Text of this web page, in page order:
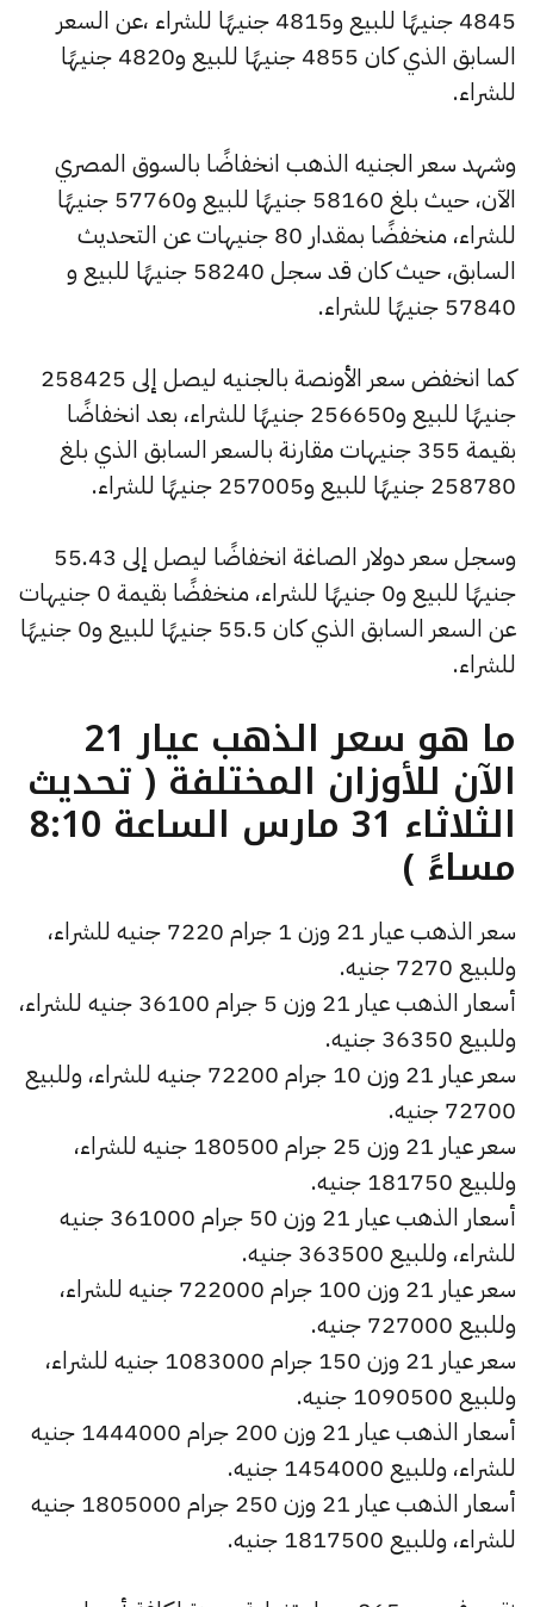
4845 جنيهًا للبيع و4815 جنيهًا للشراء ،عن السعر
السابق الذي كان 4855 جنيهًا للبيع و4820 جنيهًا
للشراء.
وشهد سعر الجنيه الذهب انخفاضًا بالسوق المصري
الآن، حيث بلغ 58160 جنيهًا للبيع و57760 جنيهًا
للشراء، منخفضًا بمقدار 80 جنيهات عن التحديث
السابق، حيث كان قد سجل 58240 جنيهًا للبيع و
57840 جنيهًا للشراء.
كما انخفض سعر الأونصة بالجنيه ليصل إلى 258425
جنيهًا للبيع و256650 جنيهًا للشراء، بعد انخفاضًا
بقيمة 355 جنيهات مقارنة بالسعر السابق الذي بلغ
258780 جنيهًا للبيع و257005 جنيهًا للشراء.
وسجل سعر دولار الصاغة انخفاضًا ليصل إلى 55.43
جنيهًا للبيع و0 جنيهًا للشراء، منخفضًا بقيمة 0 جنيهات
عن السعر السابق الذي كان 55.5 جنيهًا للبيع و0 جنيهًا
للشراء.
ما هو سعر الذهب عيار 21
الآن للأوزان المختلفة ( تحديث
الثلاثاء 31 مارس الساعة 8:10
مساءً )
سعر الذهب عيار 21 وزن 1 جرام 7220 جنيه للشراء،
وللبيع 7270 جنيه.
أسعار الذهب عيار 21 وزن 5 جرام 36100 جنيه للشراء،
وللبيع 36350 جنيه.
سعر عيار 21 وزن 10 جرام 72200 جنيه للشراء، وللبيع
72700 جنيه.
سعر عيار 21 وزن 25 جرام 180500 جنيه للشراء،
وللبيع 181750 جنيه.
أسعار الذهب عيار 21 وزن 50 جرام 361000 جنيه
للشراء، وللبيع 363500 جنيه.
سعر عيار 21 وزن 100 جرام 722000 جنيه للشراء،
وللبيع 727000 جنيه.
سعر عيار 21 وزن 150 جرام 1083000 جنيه للشراء،
وللبيع 1090500 جنيه.
أسعار الذهب عيار 21 وزن 200 جرام 1444000 جنيه
للشراء، وللبيع 1454000 جنيه.
أسعار الذهب عيار 21 وزن 250 جرام 1805000 جنيه
للشراء، وللبيع 1817500 جنيه.